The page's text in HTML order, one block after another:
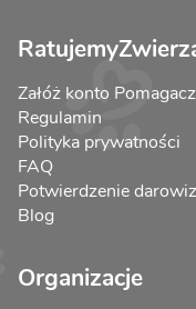
Załóż konto
Regulamin
Polityka prywatności
FAQ
Potwierdzenie
Blog
Organizacje